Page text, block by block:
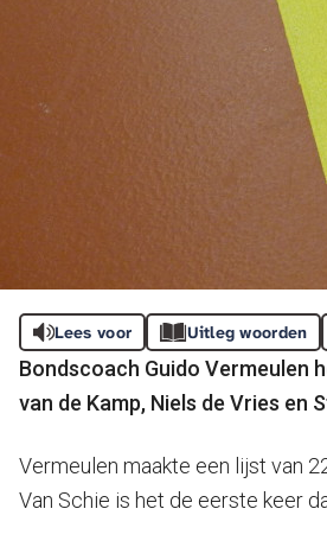
Lees voor Uitleg woorden
Bondscoach Guido Vermeulen
van de Kamp, Niels de Vries en
Vermeulen maakte een lijst van
Van Schie is het de eerste keer